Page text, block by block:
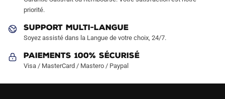
page
priorité.
SUPPORT MULTI-LANGUE
Soyez assisté dans la Langue de votre choix, 24/7.
Paiements 100% Sécurisé
Visa / MasterCard / Mastero / Paypal